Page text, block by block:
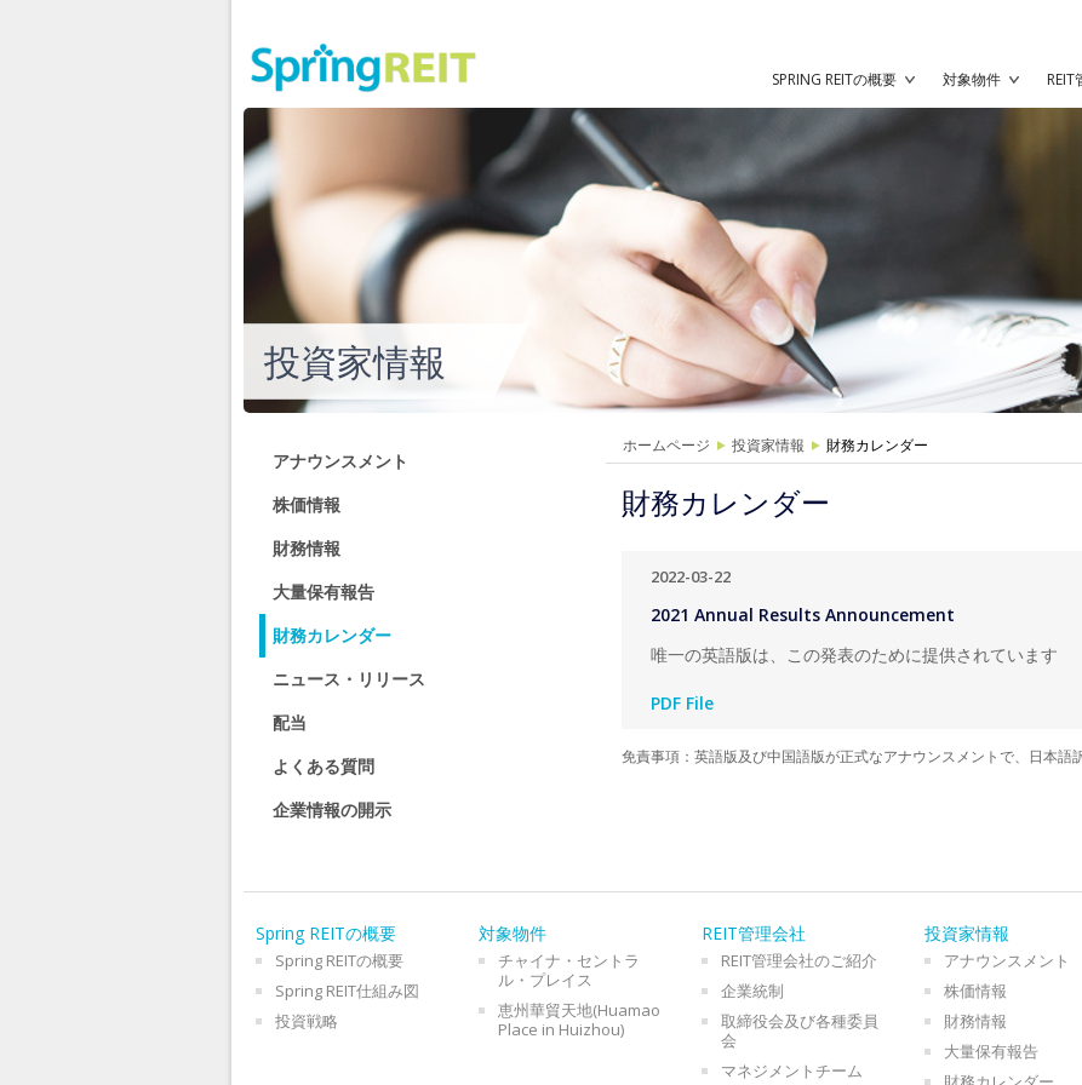
SPRING REITの概要 対象物件
投資家情報
アナウンスメント
株価情報
財務情報
大量保有報告
財務カレンダー
ニュース・リリース
配当
よくある質問
企業情報の開示
ホームページ 投資家情報 財務カレンダー
財務カレンダー
2022-03-22
2021 Annual Results Announcement
唯一の英語版は、この発表のために提供されています
PDF File
免責事項：英語版及び中国語版が正式なアナウンスメントで、日本語
Spring REITの概要
Spring REITの概要
Spring REIT仕組み図
投資戦略
対象物件
チャイナ・セントラ
ル・プレイス
恵州華貿天地(Huamao
Place in Huizhou)
REIT管理会社
REIT管理会社のご紹介
企業統制
取締役会及び各種委員
会
マネジメントチーム
投資家情報
アナウンスメント
株価情報
財務情報
大量保有報告